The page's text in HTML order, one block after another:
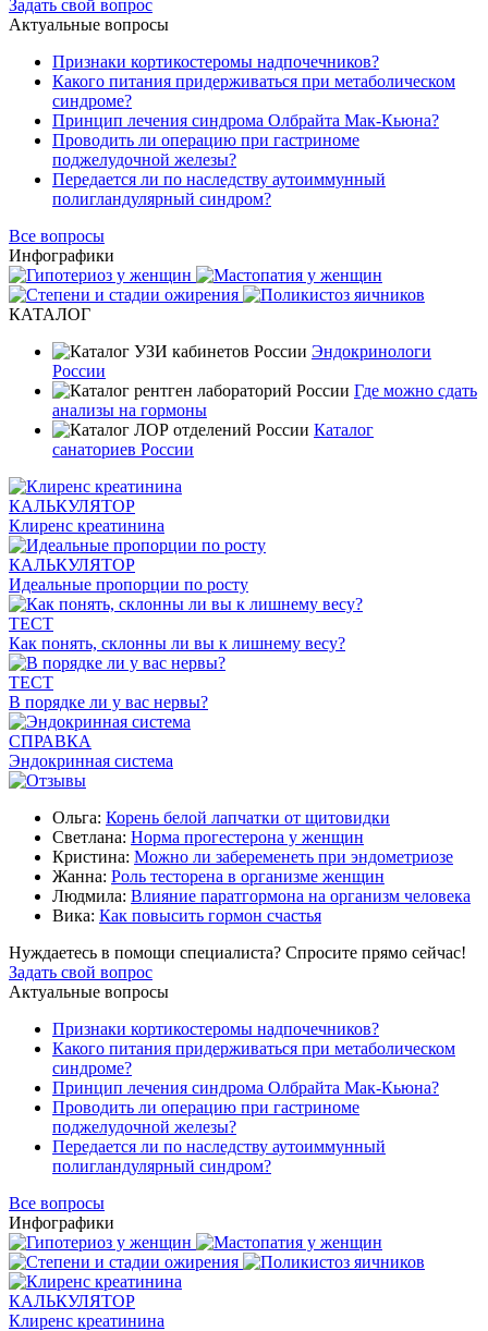
Задать свой вопрос
Актуальные вопросы
Признаки кортикостеромы надпочечников?
Какого питания придерживаться при метаболическом
синдроме?
Принцип лечения синдрома Олбрайта Мак-Кьюна?
Проводить ли операцию при гастриноме
поджелудочной железы?
Передается ли по наследству аутоиммунный
полигландулярный синдром?
Все вопросы
Инфографики
КАТАЛОГ
Эндокринологи
России
Где можно сдать
анализы на гормоны
Каталог
санаториев России
КАЛЬКУЛЯТОР
Клиренс креатинина
КАЛЬКУЛЯТОР
Идеальные пропорции по росту
ТЕСТ
Как понять, склонны ли вы к лишнему весу?
ТЕСТ
В порядке ли у вас нервы?
СПРАВКА
Эндокринная система
Ольга: Корень белой лапчатки от щитовидки
Светлана: Норма прогестерона у женщин
Кристина: Можно ли забеременеть при эндометриозе
Жанна: Роль тесторена в организме женщин
Людмила: Влияние паратгормона на организм человека
Вика: Как повысить гормон счастья
Нуждаетесь в помощи специалиста? Спросите прямо сейчас!
Задать свой вопрос
Актуальные вопросы
Признаки кортикостеромы надпочечников?
Какого питания придерживаться при метаболическом
синдроме?
Принцип лечения синдрома Олбрайта Мак-Кьюна?
Проводить ли операцию при гастриноме
поджелудочной железы?
Передается ли по наследству аутоиммунный
полигландулярный синдром?
Все вопросы
Инфографики
КАЛЬКУЛЯТОР
Клиренс креатинина